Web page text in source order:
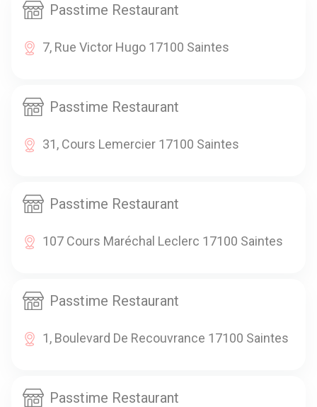
Passtime Restaurant
7, Rue Victor Hugo 17100 Saintes
Passtime Restaurant
31, Cours Lemercier 17100 Saintes
Passtime Restaurant
107 Cours Maréchal Leclerc 17100 Saintes
Passtime Restaurant
1, Boulevard De Recouvrance 17100 Saintes
Passtime Restaurant